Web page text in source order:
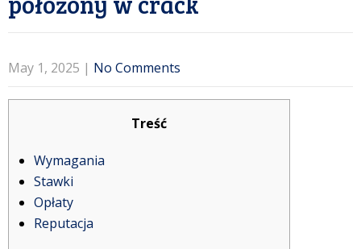
May 1, 2025 | No Comments
Treść
Wymagania
Stawki
Opłaty
Reputacja